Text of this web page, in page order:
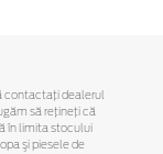
contactaţi dealerul
să reţineţi că
în limita stocului
şi piesele de